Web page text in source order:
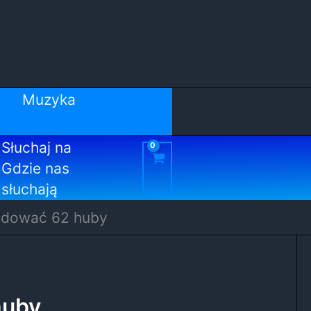
Muzyka
Słuchaj na
Gdzie nas
słuchają
62 huby